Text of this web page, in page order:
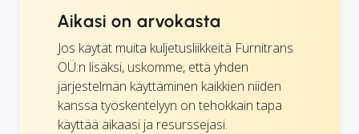
Aikasi on arvokasta
Jos käytät muita kuljetusliikkeitä Furnitrans
OÜ:n lisäksi, uskomme, että yhden
järjestelmän käyttäminen kaikkien niiden
kanssa työskentelyyn on tehokkain tapa
käyttää aikaasi ja resurssejasi.